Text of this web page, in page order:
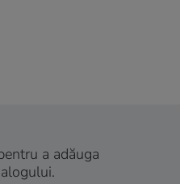
a adăuga